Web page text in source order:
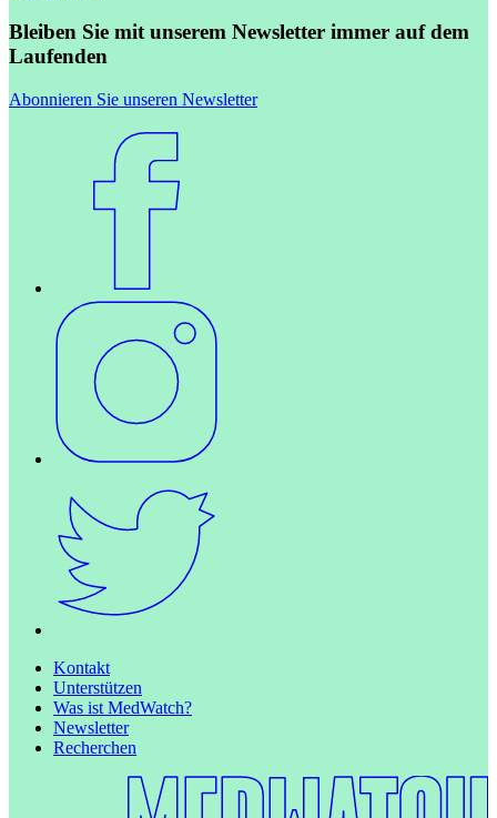
Bleiben Sie mit unserem Newsletter immer auf dem
Laufenden
Abonnieren Sie unseren Newsletter
Kontakt
Unterstützen
Was ist MedWatch?
Newsletter
Recherchen